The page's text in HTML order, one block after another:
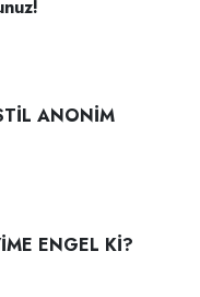
ANONİM
ENGEL Kİ?